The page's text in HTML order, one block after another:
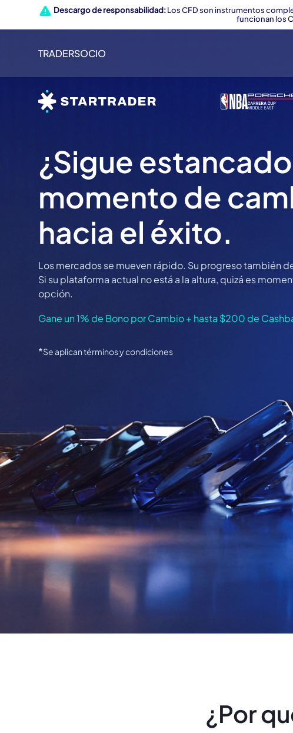
Descargo de responsabilidad:Los CFD son instrumentos
funcionan los
TRADERSOCIO
¿Sigue
momento de
hacia el éxito.
Los mercados se mueven rápido. Su progreso también
Si su plataforma actual no está a la altura, quizá es
opción.
Gane un 1% de Bono por Cambio + hasta $200 de
*Se aplican términos y condiciones
¿Por